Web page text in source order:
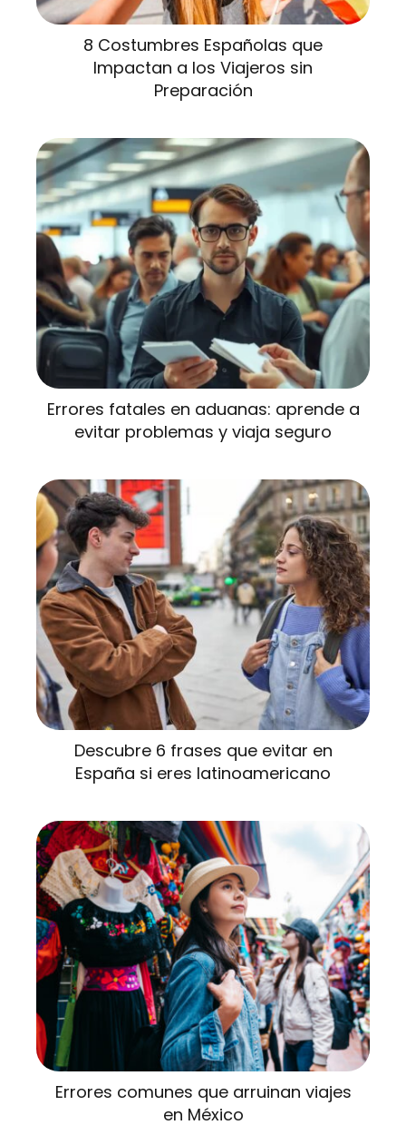
8 Costumbres Españolas que
Impactan a los Viajeros sin
Preparación
Errores fatales en aduanas: aprende a
evitar problemas y viaja seguro
Descubre 6 frases que evitar en
España si eres latinoamericano
Errores comunes que arruinan viajes
en México